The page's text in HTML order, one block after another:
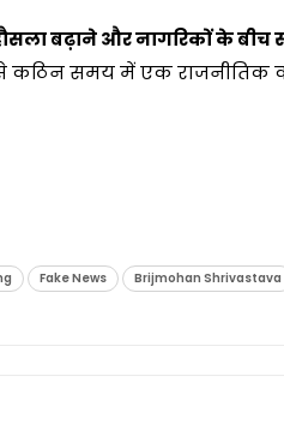
बढ़ाने और नागरिकों के बीच
कठिन समय में एक राजनीतिक
Fake News Brijmohan Shrivastava